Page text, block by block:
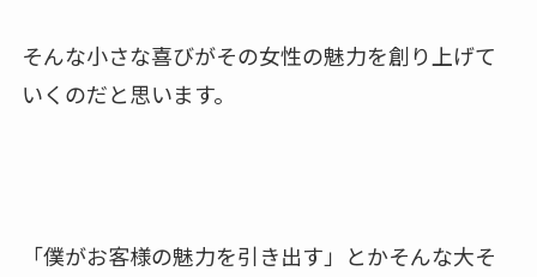
そんな小さな喜びがその女性の魅力を創り上げて
いくのだと思います。
「僕がお客様の魅力を引き出す」とかそんな大そ